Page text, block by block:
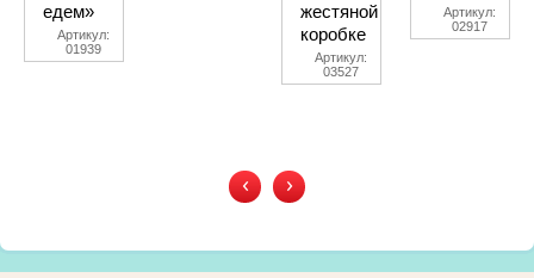
едем»
Артикул:
01939
жестяной
коробке
Артикул:
03527
Артикул:
02917
‹ ›